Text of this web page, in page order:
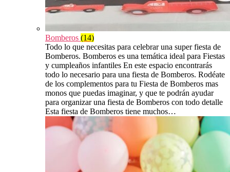
Bomberos (14)
Todo lo que necesitas para celebrar una super fiesta de
Bomberos. Bomberos es una temática ideal para Fiestas
y cumpleaños infantiles En este espacio encontrarás
todo lo necesario para una fiesta de Bomberos. Rodéate
de los complementos para tu Fiesta de Bomberos mas
monos que puedas imaginar, y que te podrán ayudar
para organizar una fiesta de Bomberos con todo detalle
Esta fiesta de Bomberos tiene muchos…